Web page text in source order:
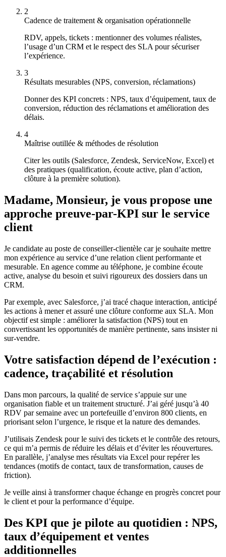
2
Cadence de traitement & organisation opérationnelle
RDV, appels, tickets : mentionner des volumes réalistes,
l’usage d’un CRM et le respect des SLA pour sécuriser
l’expérience.
3
Résultats mesurables (NPS, conversion, réclamations)
Donner des KPI concrets : NPS, taux d’équipement, taux de
conversion, réduction des réclamations et amélioration des
délais.
4
Maîtrise outillée & méthodes de résolution
Citer les outils (Salesforce, Zendesk, ServiceNow, Excel) et
des pratiques (qualification, écoute active, plan d’action,
clôture à la première solution).
Madame, Monsieur, je vous propose une
approche preuve-par-KPI sur le service
client
Je candidate au poste de conseiller-clientèle car je souhaite mettre
mon expérience au service d’une relation client performante et
mesurable. En agence comme au téléphone, je combine écoute
active, analyse du besoin et suivi rigoureux des dossiers dans un
CRM.
Par exemple, avec Salesforce, j’ai tracé chaque interaction, anticipé
les actions à mener et assuré une clôture conforme aux SLA. Mon
objectif est simple : améliorer la satisfaction (NPS) tout en
convertissant les opportunités de manière pertinente, sans insister ni
sur-vendre.
Votre satisfaction dépend de l’exécution :
cadence, traçabilité et résolution
Dans mon parcours, la qualité de service s’appuie sur une
organisation fiable et un traitement structuré. J’ai géré jusqu’à 40
RDV par semaine avec un portefeuille d’environ 800 clients, en
priorisant selon l’urgence, le risque et la nature des demandes.
J’utilisais Zendesk pour le suivi des tickets et le contrôle des retours,
ce qui m’a permis de réduire les délais et d’éviter les réouvertures.
En parallèle, j’analyse mes résultats via Excel pour repérer les
tendances (motifs de contact, taux de transformation, causes de
friction).
Je veille ainsi à transformer chaque échange en progrès concret pour
le client et pour la performance d’équipe.
Des KPI que je pilote au quotidien : NPS,
taux d’équipement et ventes
additionnelles